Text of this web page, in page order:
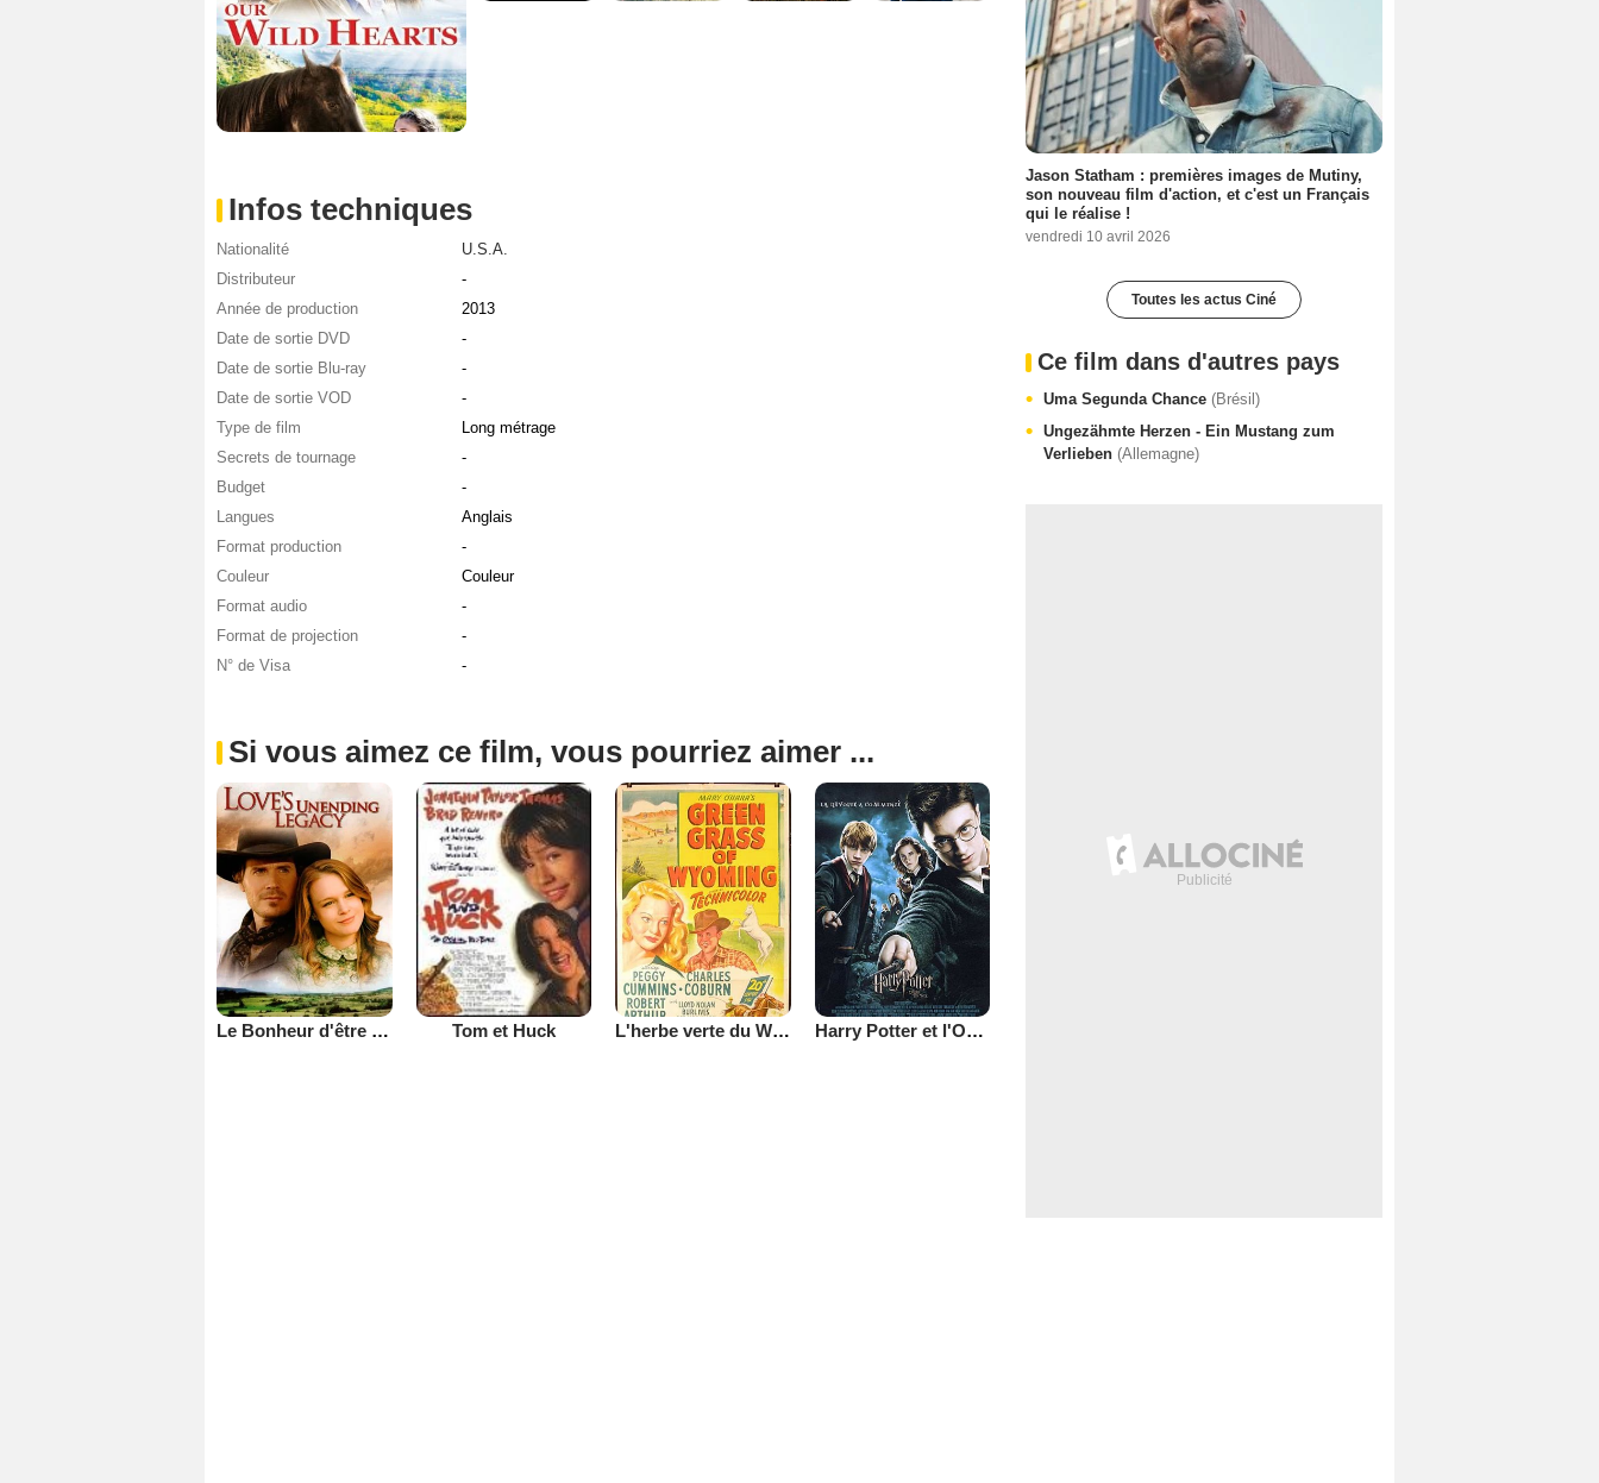
Infos techniques
Nationalité
U.S.A.
Distributeur
-
Année de production
2013
Date de sortie DVD
-
Date de sortie Blu-ray
-
Date de sortie VOD
-
Type de film
Long métrage
Secrets de tournage
-
Budget
-
Langues
Anglais
Format production
-
Couleur
Couleur
Format audio
-
Format de projection
-
N° de Visa
-
Si vous aimez ce film, vous pourriez aimer ...
Le Bonheur d'être aimé Tom et Huck L'herbe verte du Wyoming Harry Potter et l'Ordre du Phénix
Jason Statham : premières images de Mutiny,
son nouveau film d'action, et c'est un Français
qui le réalise !
vendredi 10 avril 2026
Toutes les actus Ciné
Ce film dans d'autres pays
Uma Segunda Chance (Brésil)
Ungezähmte Herzen - Ein Mustang zum
Verlieben (Allemagne)